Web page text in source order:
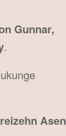
Gunnar,
.
Asen